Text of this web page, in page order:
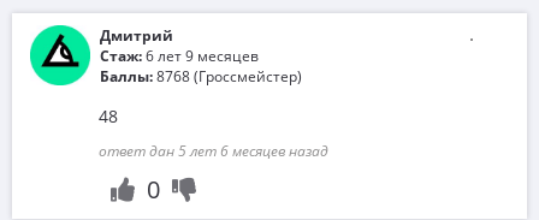
Дмитрий
Стаж:6 лет 9 месяцев
Баллы:8768 (Гроссмейстер)
48
ответ дан 5 лет 6 месяцев назад
0